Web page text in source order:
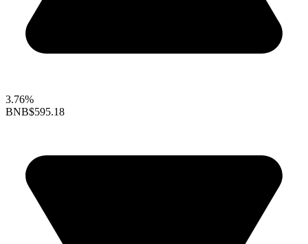
3.76%
BNB$595.18